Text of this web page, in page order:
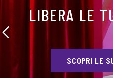
LIBERA LE
SCOPRI LE